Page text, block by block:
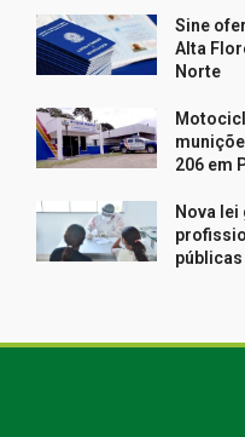
Sine
Alta
Norte
206 em
Nova